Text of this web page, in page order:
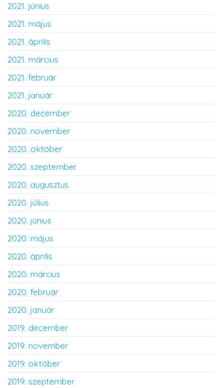
2021. június
2021. május
2021. április
2021. március
2021. február
2021. január
2020. december
2020. november
2020. október
2020. szeptember
2020. augusztus
2020. július
2020. június
2020. május
2020. április
2020. március
2020. február
2020. január
2019. december
2019. november
2019. október
2019. szeptember